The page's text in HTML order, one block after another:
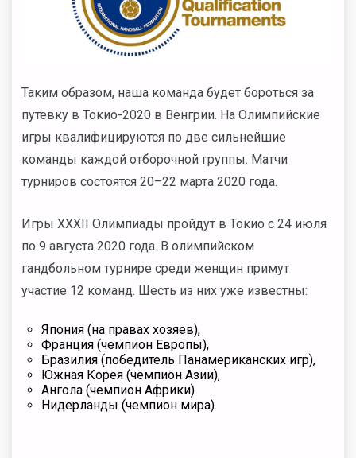
Таким образом, наша команда будет бороться за
путевку в Токио-2020 в Венгрии. На Олимпийские
игры квалифицируются по две сильнейшие
команды каждой отборочной группы. Матчи
турниров состоятся 20–22 марта 2020 года.
Игры XXXII Олимпиады пройдут в Токио с 24 июля
по 9 августа 2020 года. В олимпийском
гандбольном турнире среди женщин примут
участие 12 команд. Шесть из них уже известны:
Япония (на правах хозяев),
Франция (чемпион Европы),
Бразилия (победитель Панамериканских игр),
Южная Корея (чемпион Азии),
Ангола (чемпион Африки)
Нидерланды (чемпион мира).